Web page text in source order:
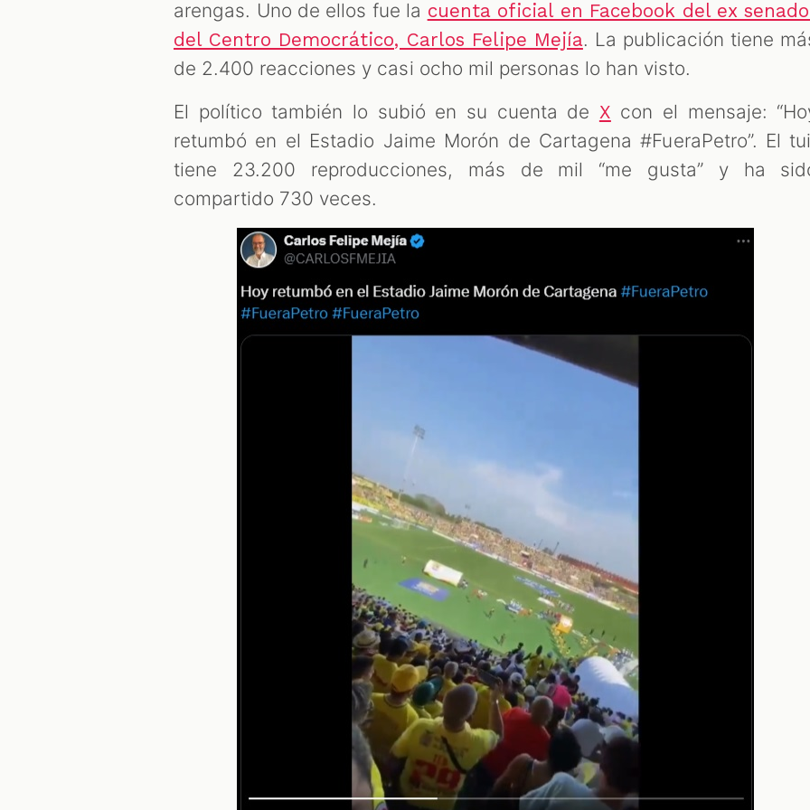
arengas. Uno de ellos fue la cuenta oficial en Facebook del ex
del Centro Democrático, Carlos Felipe Mejía. La publicación tiene
de 2.400 reacciones y casi ocho mil personas lo han visto.
El político también lo subió en su cuenta de X con el mensaje:
retumbó en el Estadio Jaime Morón de Cartagena #FueraPetro”. El
tiene 23.200 reproducciones, más de mil “me gusta” y ha
compartido 730 veces.